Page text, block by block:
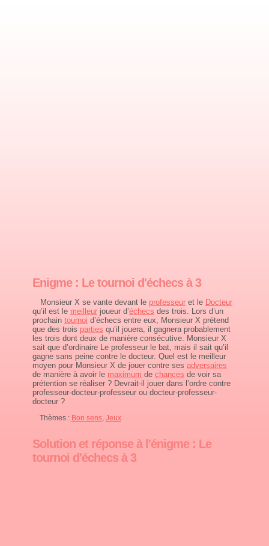
Enigme : Le tournoi d'échecs à 3
Monsieur X se vante devant le professeur et le Docteur
qu’il est le meilleur joueur d’échecs des trois. Lors d’un
prochain tournoi d’échecs entre eux, Monsieur X prétend
que des trois parties qu’il jouera, il gagnera probablement
les trois dont deux de manière consécutive. Monsieur X
sait que d’ordinaire Le professeur le bat, mais il sait qu’il
gagne sans peine contre le docteur. Quel est le meilleur
moyen pour Monsieur X de jouer contre ses adversaires
de manière à avoir le maximum de chances de voir sa
prétention se réaliser ? Devrait-il jouer dans l’ordre contre
professeur-docteur-professeur ou docteur-professeur-
docteur ?
Thèmes : Bon sens, Jeux
Solution et réponse à l'énigme : Le
tournoi d'échecs à 3